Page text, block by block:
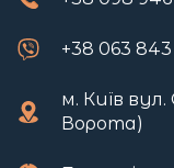
+38 063 843
м. Київ
Ворота)